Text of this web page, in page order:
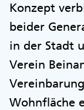
Konzept
beider
in der Stadt
Verein
Wohnfläche